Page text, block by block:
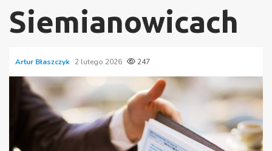
Siemianowicach
Artur Błaszczyk 2 lutego 2026 247